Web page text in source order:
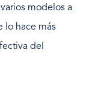
modelos a
lo hace más
del